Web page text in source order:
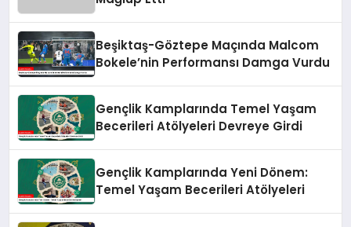
Beşiktaş-Göztepe Maçında Malcom
Bokele’nin Performansı Damga Vurdu
Gençlik Kamplarında Temel Yaşam
Becerileri Atölyeleri Devreye Girdi
Gençlik Kamplarında Yeni Dönem:
Temel Yaşam Becerileri Atölyeleri